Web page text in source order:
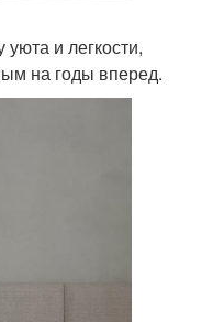
и легкости,
на годы вперед.